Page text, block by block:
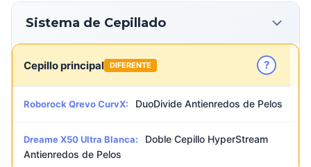
Sistema de Cepillado
Cepillo principal DIFERENTE ?
Roborock Qrevo CurvX: DuoDivide Antienredos de Pelos
Dreame X50 Ultra Blanca:
Doble Cepillo HyperStream
Antienredos de Pelos